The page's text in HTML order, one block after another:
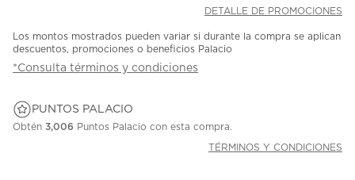
DETALLE DE PROMOCIONES
Los montos mostrados pueden variar si durante la compra se aplican
descuentos, promociones o beneficios Palacio
*Consulta términos y condiciones
PUNTOS PALACIO
Obtén 3,006 Puntos Palacio con esta compra.
TÉRMINOS Y CONDICIONES